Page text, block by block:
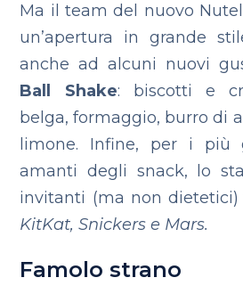
Ma il team del nuovo
un’apertura in grande
anche ad alcuni nuovi
Ball Shake: biscotti e
belga, formaggio, burro di
limone. Infine, per i più
amanti degli snack, lo
invitanti (ma non
KitKat, Snickers e Mars.
Famolo strano